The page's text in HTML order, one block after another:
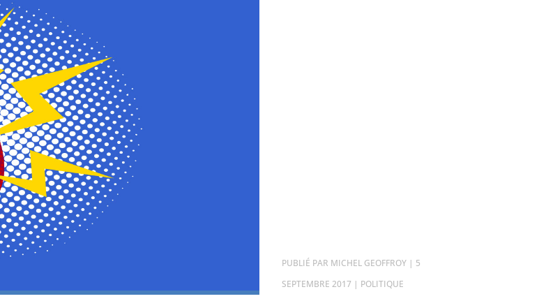
PAR MICHEL GEOFFROY | 5
SEPTEMBRE 2017 | POLITIQUE